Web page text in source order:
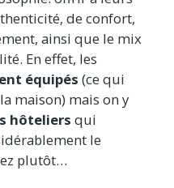
de confort,
ainsi que le mix
En effet, les
équipés (ce qui
maison) mais on y
hôteliers qui
le
plutôt…